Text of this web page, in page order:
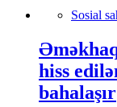
Sosial
hiss
bahalaşır